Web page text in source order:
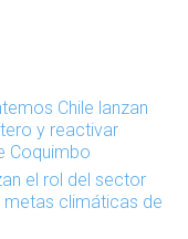
Chile lanzan
y reactivar
Coquimbo
el rol del sector
metas climáticas de